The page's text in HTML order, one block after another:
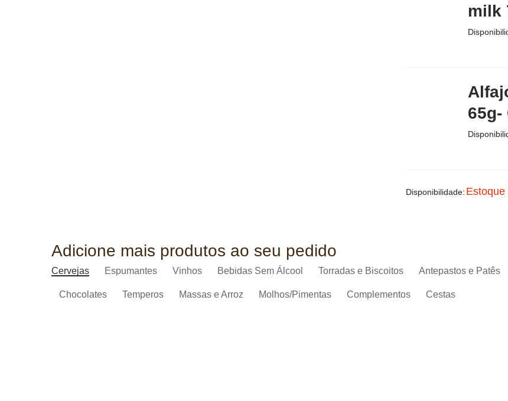
milk
65g-
Disponibilidade:
Adicione mais produtos ao seu pedido
Cervejas Espumantes Vinhos Bebidas Sem Álcool Torradas e Biscoitos Antepastos e Patês
Chocolates Temperos Massas e Arroz Molhos/Pimentas Complementos Cestas